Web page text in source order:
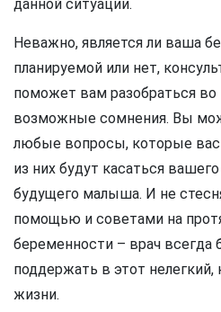
данной ситуации.
Неважно, является ли ваша
планируемой или нет,
поможет вам разобраться во
возможные сомнения. Вы
любые вопросы, которые вас
из них будут касаться
будущего малыша. И не
помощью и советами на
беременности – врач всегда
поддержать в этот
жизни.